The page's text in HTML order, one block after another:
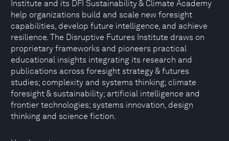
Institute and its DFI Sustainability & Climate Academy
help organizations build and scale new foresight
capabilities, develop future intelligence, and achieve
resilience. The Disruptive Futures Institute draws on
proprietary frameworks and pioneers practical
educational insights integrating its research and
publications across foresight strategy & futures
studies; complexity and systems thinking; climate
foresight & sustainability; artificial intelligence and
frontier technologies; systems innovation, design
thinking and science fiction.